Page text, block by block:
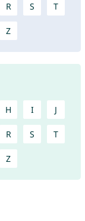
R S T
Z
H I J
R S T
Z